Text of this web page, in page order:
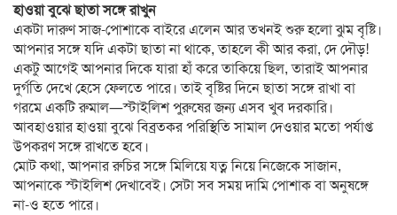
হাওয়া বুঝে ছাতা সঙ্গে রাখুন
একটা দারুণ সাজ-পোশাকে বাইরে এলেন আর তখনই শুরু হলো ঝুম বৃষ্টি।
আপনার সঙ্গে যদি একটা ছাতা না থাকে, তাহলে কী আর করা, দে দৌড়!
একটু আগেই আপনার দিকে যারা হাঁ করে তাকিয়ে ছিল, তারাই আপনার
দুর্গতি দেখে হেসে ফেলতে পারে। তাই বৃষ্টির দিনে ছাতা সঙ্গে রাখা বা
গরমে একটি রুমাল—স্টাইলিশ পুরুষের জন্য এসব খুব দরকারি।
আবহাওয়ার হাওয়া বুঝে বিব্রতকর পরিস্থিতি সামাল দেওয়ার মতো পর্যাপ্ত
উপকরণ সঙ্গে রাখতে হবে।
মোট কথা, আপনার রুচির সঙ্গে মিলিয়ে যত্ন নিয়ে নিজেকে সাজান,
আপনাকে স্টাইলিশ দেখাবেই। সেটা সব সময় দামি পোশাক বা অনুষঙ্গে
না-ও হতে পারে।